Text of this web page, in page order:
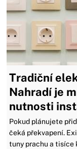
Tradiční
Nahradí je
nutnosti
Pokud plánujete
čeká překvapení.
tuny prachu a tisíce